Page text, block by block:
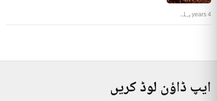
4 years پہلے
ایپ ڈاؤن لوڈ کریں